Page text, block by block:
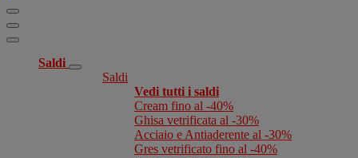
Saldi
Saldi
Vedi tutti i saldi
Cream fino al -40%
Ghisa vetrificata al -30%
Acciaio e Antiaderente al -30%
Gres vetrificato fino al -40%